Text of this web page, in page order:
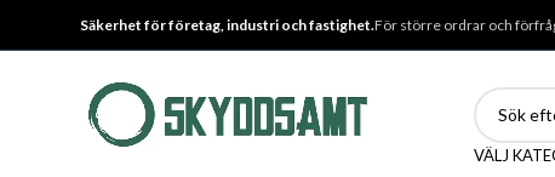
Säkerhet för företag, industri och fastighet.För större ordrar och
VÄLJ